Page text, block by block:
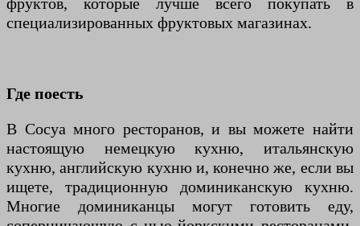
специализированных фруктовых магазинах.
Где поесть
В Сосуа много ресторанов, и вы можете найти
настоящую немецкую кухню, итальянскую
кухню, английскую кухню и, конечно же, если вы
ищете, традиционную доминиканскую кухню.
Многие доминиканцы могут готовить еду,